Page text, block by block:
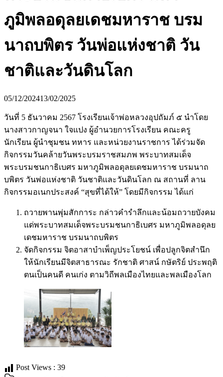
ภูมิพลอดุลยเดชมหาราช บรม
นาถบพิตร วันพ่อแห่งชาติ วัน
ชาติและวันดินโลก
05/12/202413/02/2025
วันที่ 5 ธันวาคม 2567 โรงเรียนเจ้าพ่อหลวงอุปถัมภ์ ๕ นำโดย
นางสาวกาญจนา ใจแปง ผู้อำนวยการโรงเรียน คณะครู
นักเรียน ผู้นำชุมชน ทหาร และหน่วยงานราชการ ได้ร่วมจัด
กิจกรรมวันคล้ายวันพระบรมราชสมภพ พระบาทสมเด็จ
พระบรมชนกาธิเบศร มหาภูมิพลอดุลยเดชมหาราช บรมนาถ
บพิตร วันพ่อแห่งชาติ วันชาติและวันดินโลก ณ สถานที่ ลาน
กิจกรรมอเนกประสงค์ “สุขที่ได้ให้” โดยมีกิจกรรม ได้แก่
ถวายพานพุ่มสักการะ กล่าวคำรำลึกและน้อมถวายบังคม
แด่พระบาทสมเด็จพระบรมชนกาธิเบศร มหาภูมิพลอดุลย
เดชมหาราช บรมนาถบพิตร
จัดกิจกรรม จิตอาสาบำเพ็ญประโยชน์ เพื่อปลูกจิตสำนึก
ให้นักเรียนมีจิตสาธารณะ รักชาติ ศาสน์ กษัตริย์ ประพฤติ
ตนเป็นคนดี คนเก่ง ตามวิถีพลเมืองไทยและพลเมืองโลก
Post Views : 39